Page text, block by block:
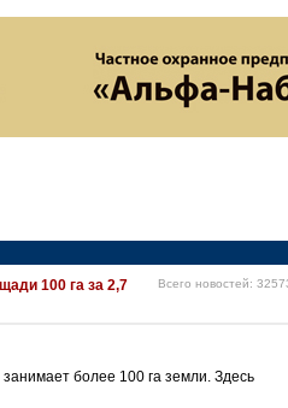
100 га за 2,7
Всего новостей:
более 100 га земли. Здесь